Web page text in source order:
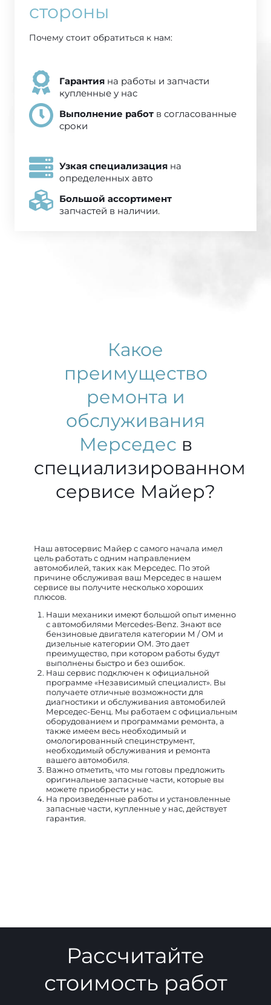
стороны
Почему стоит обратиться к нам:
Гарантия на работы и запчасти
купленные у нас
Выполнение работ в согласованные
сроки
Узкая специализация на
определенных авто
Большой ассортимент
запчастей в наличии.
Какое
преимущество
ремонта и
обслуживания
Мерседес в
специализированном
сервисе Майер?
Наш автосервис Майер с самого начала имел
цель работать с одним направлением
автомобилей, таких как Мерседес. По этой
причине обслуживая ваш Мерседес в нашем
сервисе вы получите несколько хороших
плюсов.
Наши механики имеют большой опыт именно
с автомобилями Mercedes-Benz. Знают все
бензиновые двигателя категории М / ОМ и
дизельные категории ОМ. Это дает
преимущество, при котором работы будут
выполнены быстро и без ошибок.
Наш сервис подключен к официальной
программе «Независимый специалист». Вы
получаете отличные возможности для
диагностики и обслуживания автомобилей
Мерседес-Бенц. Мы работаем с официальным
оборудованием и программами ремонта, а
также имеем весь необходимый и
омологированный специнструмент,
необходимый обслуживания и ремонта
вашего автомобиля.
Важно отметить, что мы готовы предложить
оригинальные запасные части, которые вы
можете приобрести у нас.
На произведенные работы и установленные
запасные части, купленные у нас, действует
гарантия.
Рассчитайте
стоимость работ